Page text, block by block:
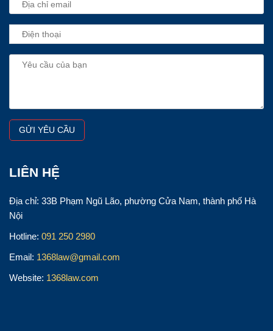
LIÊN HỆ
Địa chỉ: 33B Phạm Ngũ Lão, phường Cửa Nam, thành phố Hà
Nội
Hotline: 091 250 2980
Email: 1368law@gmail.com
Website: 1368law.com